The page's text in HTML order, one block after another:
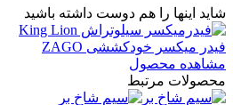
شاید اینها را هم دوست داشته باشید
فیدر میکسر خودکششی ZAGO
مشاهده محصول
محصولات مرتبط